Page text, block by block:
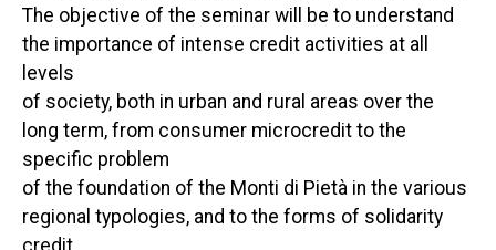
The objective of the seminar will be to understand
the importance of intense credit activities at all
levels
of society, both in urban and rural areas over the
long term, from consumer microcredit to the
specific problem
of the foundation of the Monti di Pietà in the various
regional typologies, and to the forms of solidarity